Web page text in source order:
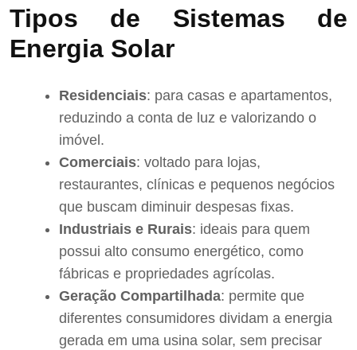
Tipos de Sistemas de
Energia Solar
Residenciais: para casas e apartamentos,
reduzindo a conta de luz e valorizando o
imóvel.
Comerciais: voltado para lojas,
restaurantes, clínicas e pequenos negócios
que buscam diminuir despesas fixas.
Industriais e Rurais: ideais para quem
possui alto consumo energético, como
fábricas e propriedades agrícolas.
Geração Compartilhada: permite que
diferentes consumidores dividam a energia
gerada em uma usina solar, sem precisar